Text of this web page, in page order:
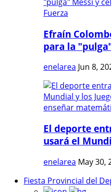
Efraín
para la
enelarea Jun 8,
El deporte
usará el
enelarea May 30,
Fiesta Provincial del